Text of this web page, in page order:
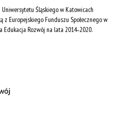
Śląskiego w Katowicach
z Europejskiego Funduszu Społecznego w
Rozwój na lata 2014˗2020.